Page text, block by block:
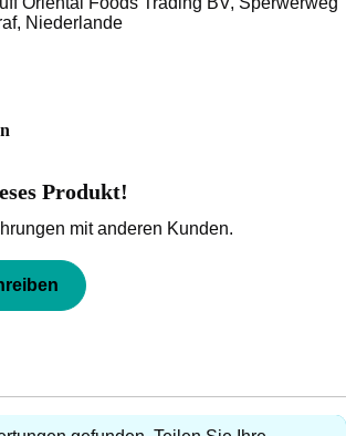
Niederlande
von 0 von 5 Sternen
Produkt!
mit anderen Kunden.